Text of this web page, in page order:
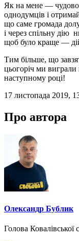
Як на мене —
однодумців і
що саме громада
і через спільну дію
щоб було краще —
Тим більше, що
цьогоріч ми
наступному році!
17 листопада 2019,
Про автора
Олександр Бублик
Голова Ковалівської